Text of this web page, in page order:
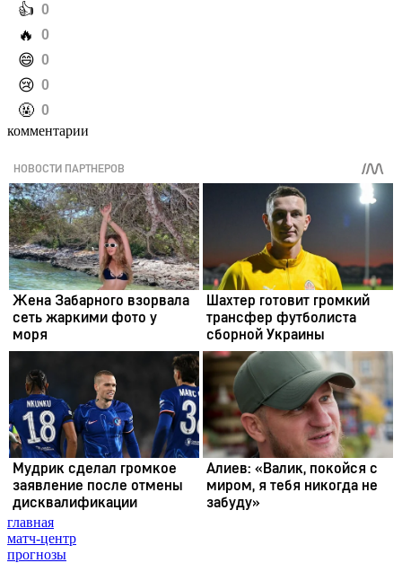
️👍 0
️🔥 0
️😄 0
️😢 0
️🤬 0
комментарии
главная
матч-центр
прогнозы